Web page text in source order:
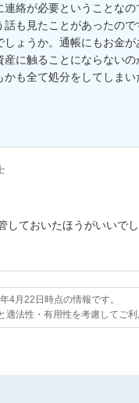
絡が必要ということな
も見たことがあったの
しょうか。通帳にもお金
に触ることにならないの
かも全て処分をしてしま
ておいたほうがいいでし
4月22日時点の情報です。
適法性・有用性を考慮してご